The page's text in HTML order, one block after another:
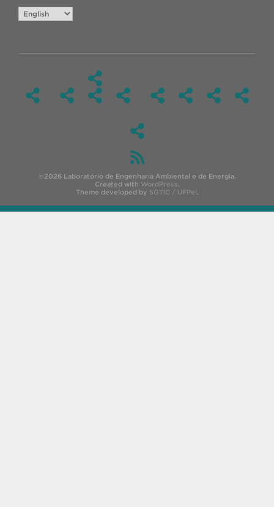
Choose
a
©2026 Laboratório de Engenharia Ambiental e de Energia.
Created with WordPress.
Theme developed by SGTIC / UFPel .